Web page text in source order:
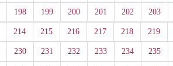
198 199 200 201 202 203
214 215 216 217 218 219
230 231 232 233 234 235